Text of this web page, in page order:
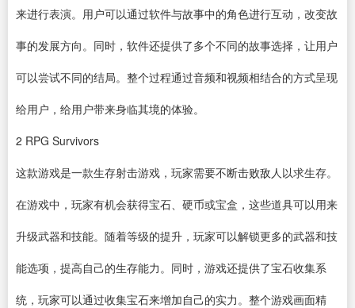
来进行表演。用户可以通过软件与故事中的角色进行互动，改变故
事的发展方向。同时，软件还提供了多个不同的故事选择，让用户
可以尝试不同的结局。整个过程通过音频和视频相结合的方式呈现
给用户，给用户带来身临其境的体验。
2 RPG Survivors
这款游戏是一款生存射击游戏，玩家需要不断击败敌人以求生存。
在游戏中，玩家有机会获得宝石、硬币或宝盒，这些道具可以用来
升级武器和技能。随着等级的提升，玩家可以解锁更多的武器和技
能选项，提高自己的生存能力。同时，游戏还提供了宝石收集系
统，玩家可以通过收集宝石来增加自己的实力。整个游戏画面精